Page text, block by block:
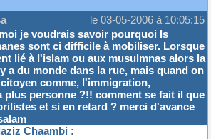
le 03-05-2006 à 10:05:15
je voudrais savoir pourquoi ls
sont ci difficile à mobiliser. Lorsque
lié à l'islam ou aux musulmnas alors la
a du monde dans la rue, mais quand on
comme, l'immigration,
plus personne ?!! comment se fait il que
et si en retard ? merci d'avance
Chaambi :